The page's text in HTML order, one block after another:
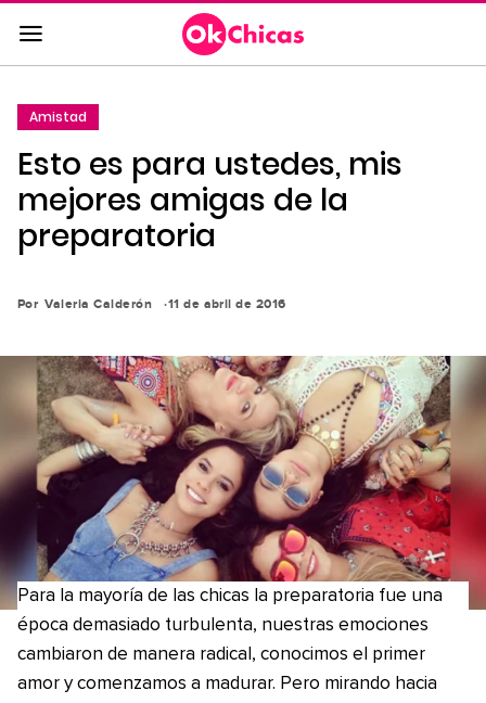
Saltar
al
contenido
a
la
navegación
principal
Amistad
Esto es para ustedes, mis
mejores amigas de la
preparatoria
Por Valeria Calderón 11 de abril de 2016
Para la mayoría de las chicas la preparatoria fue una
época demasiado turbulenta, nuestras emociones
cambiaron de manera radical, conocimos el primer
amor y comenzamos a madurar. Pero mirando hacia